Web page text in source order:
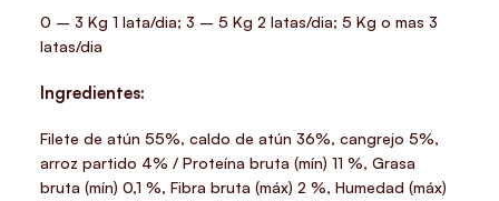
0 – 3 Kg 1 lata/dia; 3 – 5 Kg 2 latas/dia; 5 Kg o mas 3
latas/dia
Ingredientes:
Filete de atún 55%, caldo de atún 36%, cangrejo 5%,
arroz partido 4% / Proteína bruta (mín) 11 %, Grasa
bruta (mín) 0,1 %, Fibra bruta (máx) 2 %, Humedad (máx)